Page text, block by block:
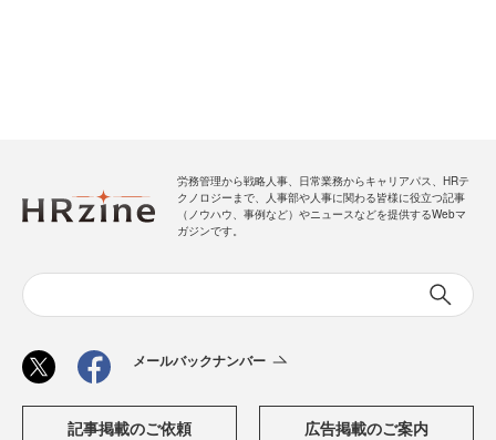
労務管理から戦略人事、日常業務からキャリアパス、HRテ
クノロジーまで、人事部や人事に関わる皆様に役立つ記事
（ノウハウ、事例など）やニュースなどを提供するWebマ
ガジンです。
メールバックナンバー
記事掲載のご依頼 広告掲載のご案内